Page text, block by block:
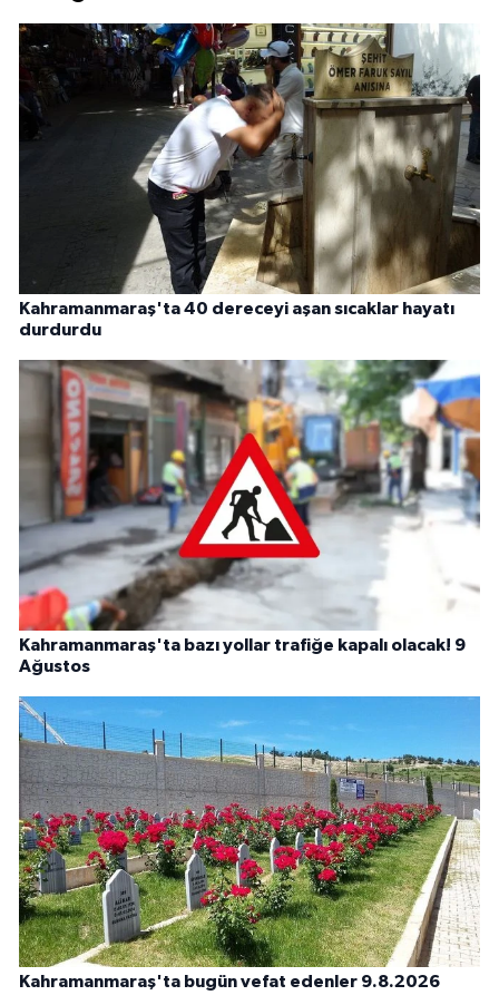
Kahramanmaraş'ta 40 dereceyi aşan sıcaklar hayatı
durdurdu
Kahramanmaraş'ta bazı yollar trafiğe kapalı olacak! 9
Ağustos
Kahramanmaraş'ta bugün vefat edenler 9.8.2026